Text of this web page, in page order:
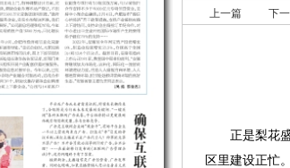
上一篇 下
正是梨花盛
区里建设正忙